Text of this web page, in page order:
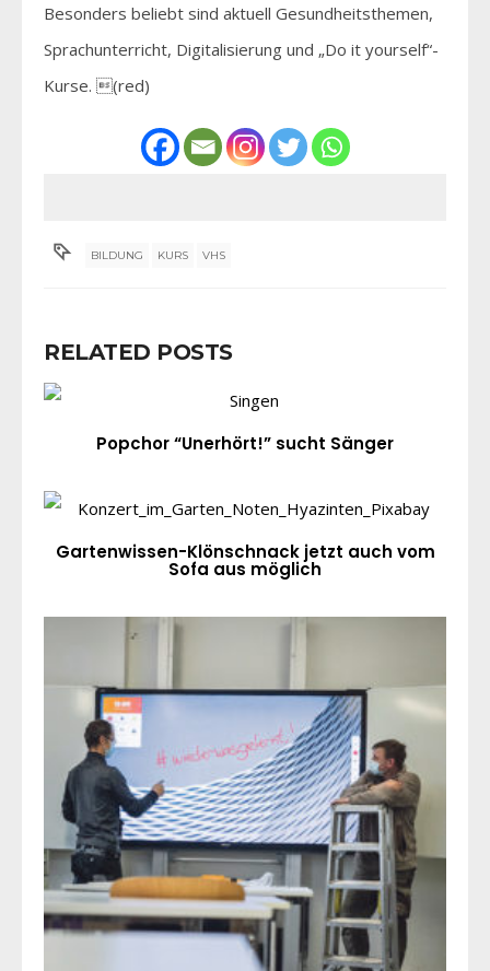
Besonders beliebt sind aktuell Gesundheitsthemen,
Sprachunterricht, Digitalisierung und „Do it yourself“-
Kurse. (red)
BILDUNG KURS VHS
RELATED POSTS
Popchor “Unerhört!” sucht Sänger
Gartenwissen-Klönschnack jetzt auch vom
Sofa aus möglich